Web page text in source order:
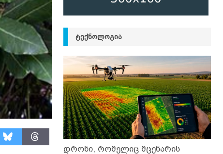
ᲢᲔᲥᲜᲝᲚᲝᲒᲘᲐ
დრონი, რომელიც მცენარის